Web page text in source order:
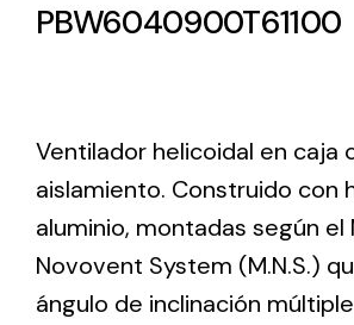
Ventilation
The incorporation of Novovent into
meant a greater offer of ventilation
different uses
PBW6040900T61100
Ventilador helicoidal en caja
aislamiento. Construido con
aluminio, montadas según
Novovent System (M.N.S.)
ángulo de inclinación